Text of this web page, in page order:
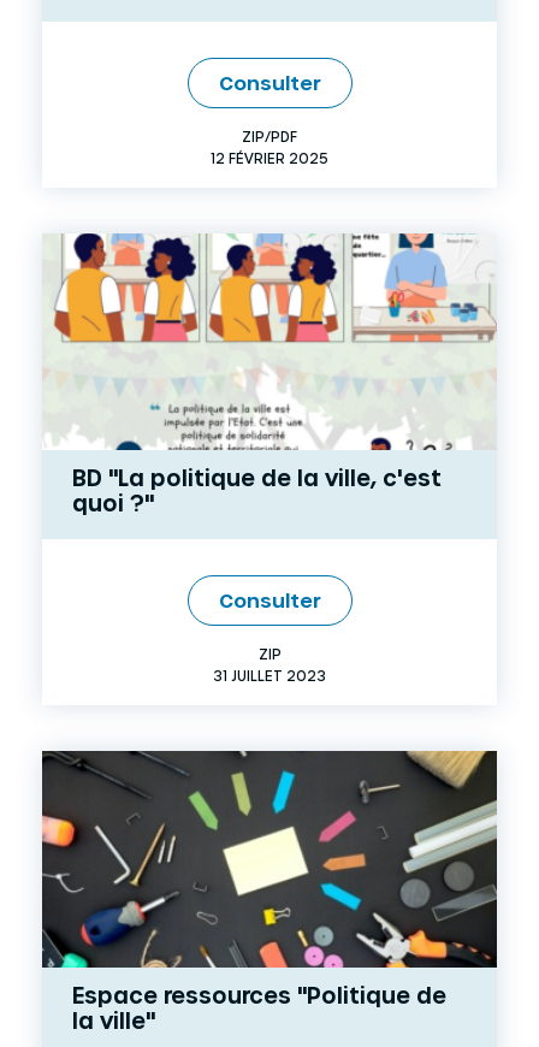
Consulter
ZIP/PDF
12 FÉVRIER 2025
BD "La politique de la ville, c'est
quoi ?"
Consulter
ZIP
31 JUILLET 2023
Espace ressources "Politique de
la ville"